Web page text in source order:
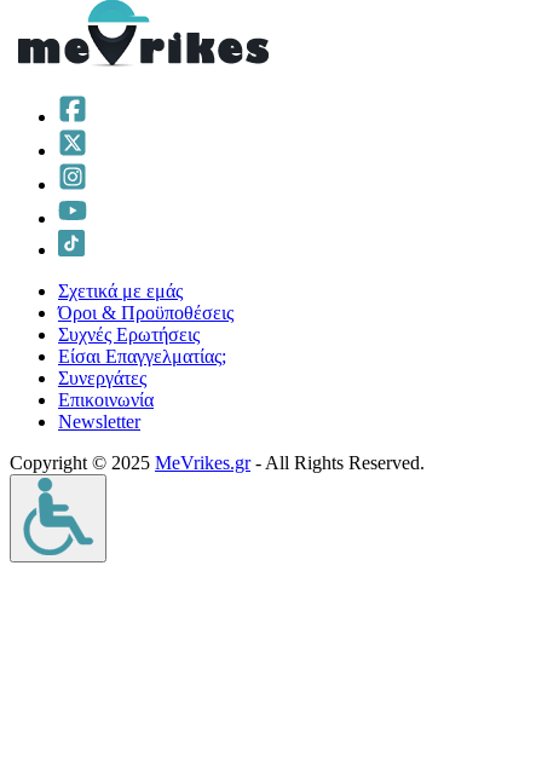
Σχετικά με εμάς
Όροι & Προϋποθέσεις
Συχνές Ερωτήσεις
Είσαι Επαγγελματίας;
Συνεργάτες
Επικοινωνία
Νewsletter
Copyright © 2025 MeVrikes.gr- All Rights Reserved.